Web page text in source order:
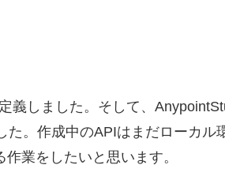
義しました。そして、
。作成中のAPIはまだローカル
業をしたいと思います。